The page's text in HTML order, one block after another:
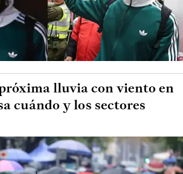
lluvia con viento en
cuándo y los sectores